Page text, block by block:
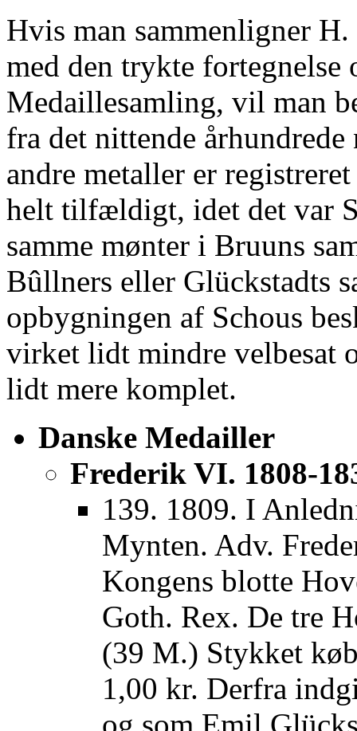
Hvis man sammenligner
med den trykte
Medaillesamling, vil man
fra det nittende
andre metaller er
helt tilfældigt, idet det var
samme mønter i Bruuns
Bûllners eller Glückstadts
opbygningen af Schous
virket lidt mindre velbesat
lidt mere komplet.
Danske Medailler
Frederik VI. 1808-
139. 1809. I
Mynten. Adv.
Kongens blotte
Goth. Rex. De tre
(39 M.) Stykket
1,00 kr. Derfra